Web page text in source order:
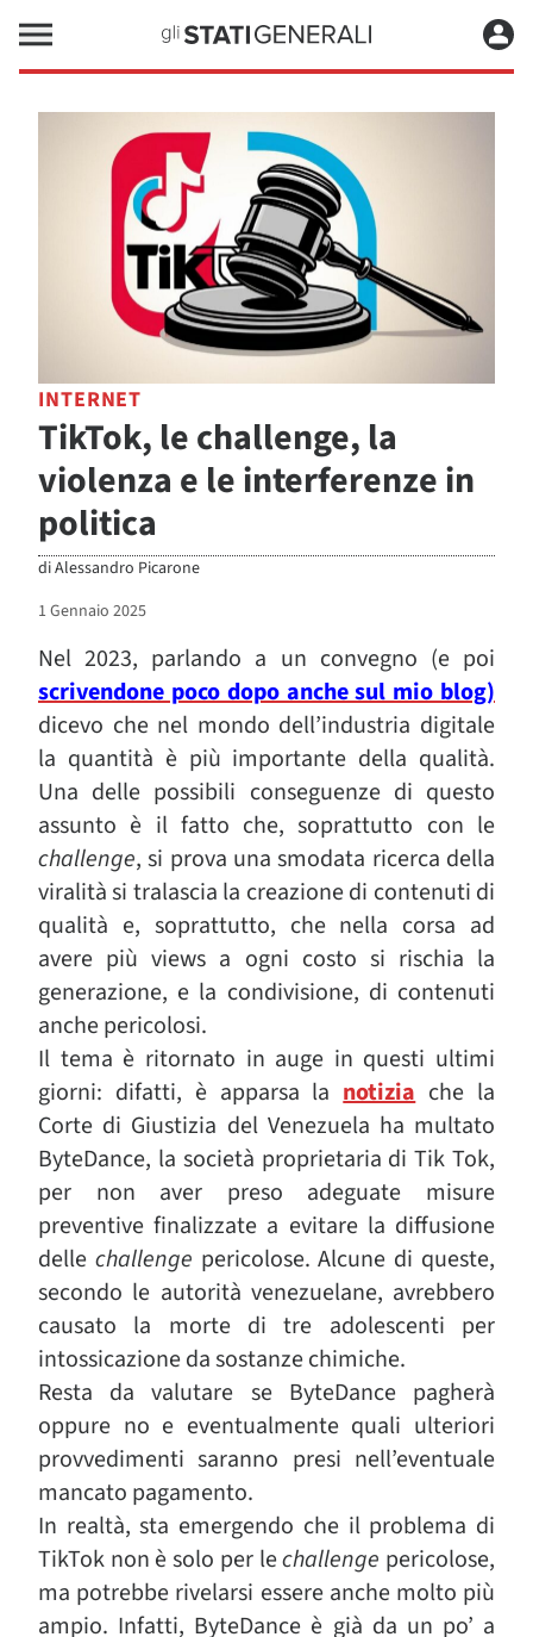
INTERNET
TikTok, le challenge, la
violenza e le interferenze in
politica
diAlessandro Picarone
1 Gennaio 2025
Nel 2023, parlando a un convegno (e poi
scrivendone poco dopo anche sul mio blog)
dicevo che nel mondo dell’industria digitale
la quantità è più importante della qualità.
Una delle possibili conseguenze di questo
assunto è il fatto che, soprattutto con le
challenge, si prova una smodata ricerca della
viralità si tralascia la creazione di contenuti di
qualità e, soprattutto, che nella corsa ad
avere più views a ogni costo si rischia la
generazione, e la condivisione, di contenuti
anche pericolosi.
Il tema è ritornato in auge in questi ultimi
giorni: difatti, è apparsa lanotiziache la
Corte di Giustizia del Venezuela ha multato
ByteDance, la società proprietaria di Tik Tok,
per non aver preso adeguate misure
preventive finalizzate a evitare la diffusione
delle challenge pericolose. Alcune di queste,
secondo le autorità venezuelane, avrebbero
causato la morte di tre adolescenti per
intossicazione da sostanze chimiche.
Resta da valutare se ByteDance pagherà
oppure no e eventualmente quali ulteriori
provvedimenti saranno presi nell’eventuale
mancato pagamento.
In realtà, sta emergendo che il problema di
TikTok non è solo per lechallenge pericolose,
ma potrebbe rivelarsi essere anche molto più
ampio. Infatti, ByteDance è già da un po’ a